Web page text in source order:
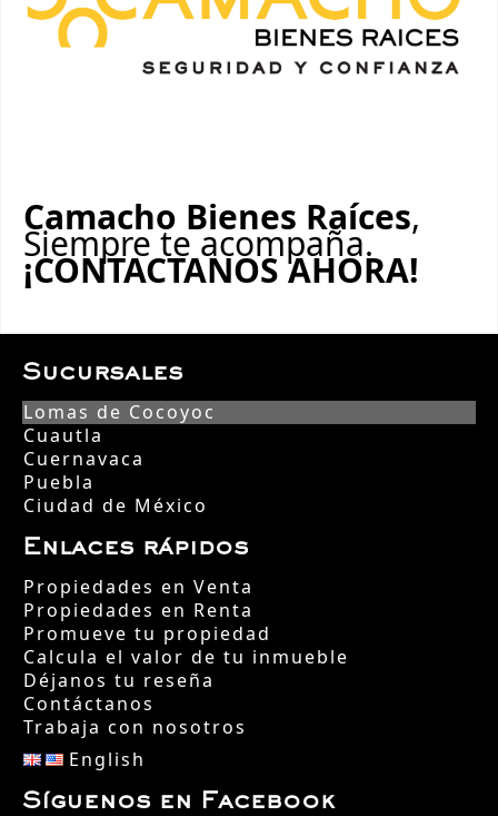
Camacho Bienes Raíces,
Siempre te acompaña.
¡CONTACTANOS AHORA!
Sucursales
Lomas de Cocoyoc
Cuautla
Cuernavaca
Puebla
Ciudad de México
Enlaces rápidos
Propiedades en Venta
Propiedades en Renta
Promueve tu propiedad
Calcula el valor de tu inmueble
Déjanos tu reseña
Contáctanos
Trabaja con nosotros
English
Síguenos en Facebook